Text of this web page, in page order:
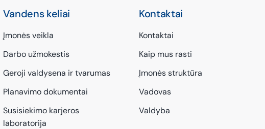
Vandens keliai
Įmonės veikla
Darbo užmokestis
Geroji valdysena ir tvarumas
Planavimo dokumentai
Susisiekimo karjeros
laboratorija
Kontaktai
Kontaktai
Kaip mus rasti
Įmonės struktūra
Vadovas
Valdyba